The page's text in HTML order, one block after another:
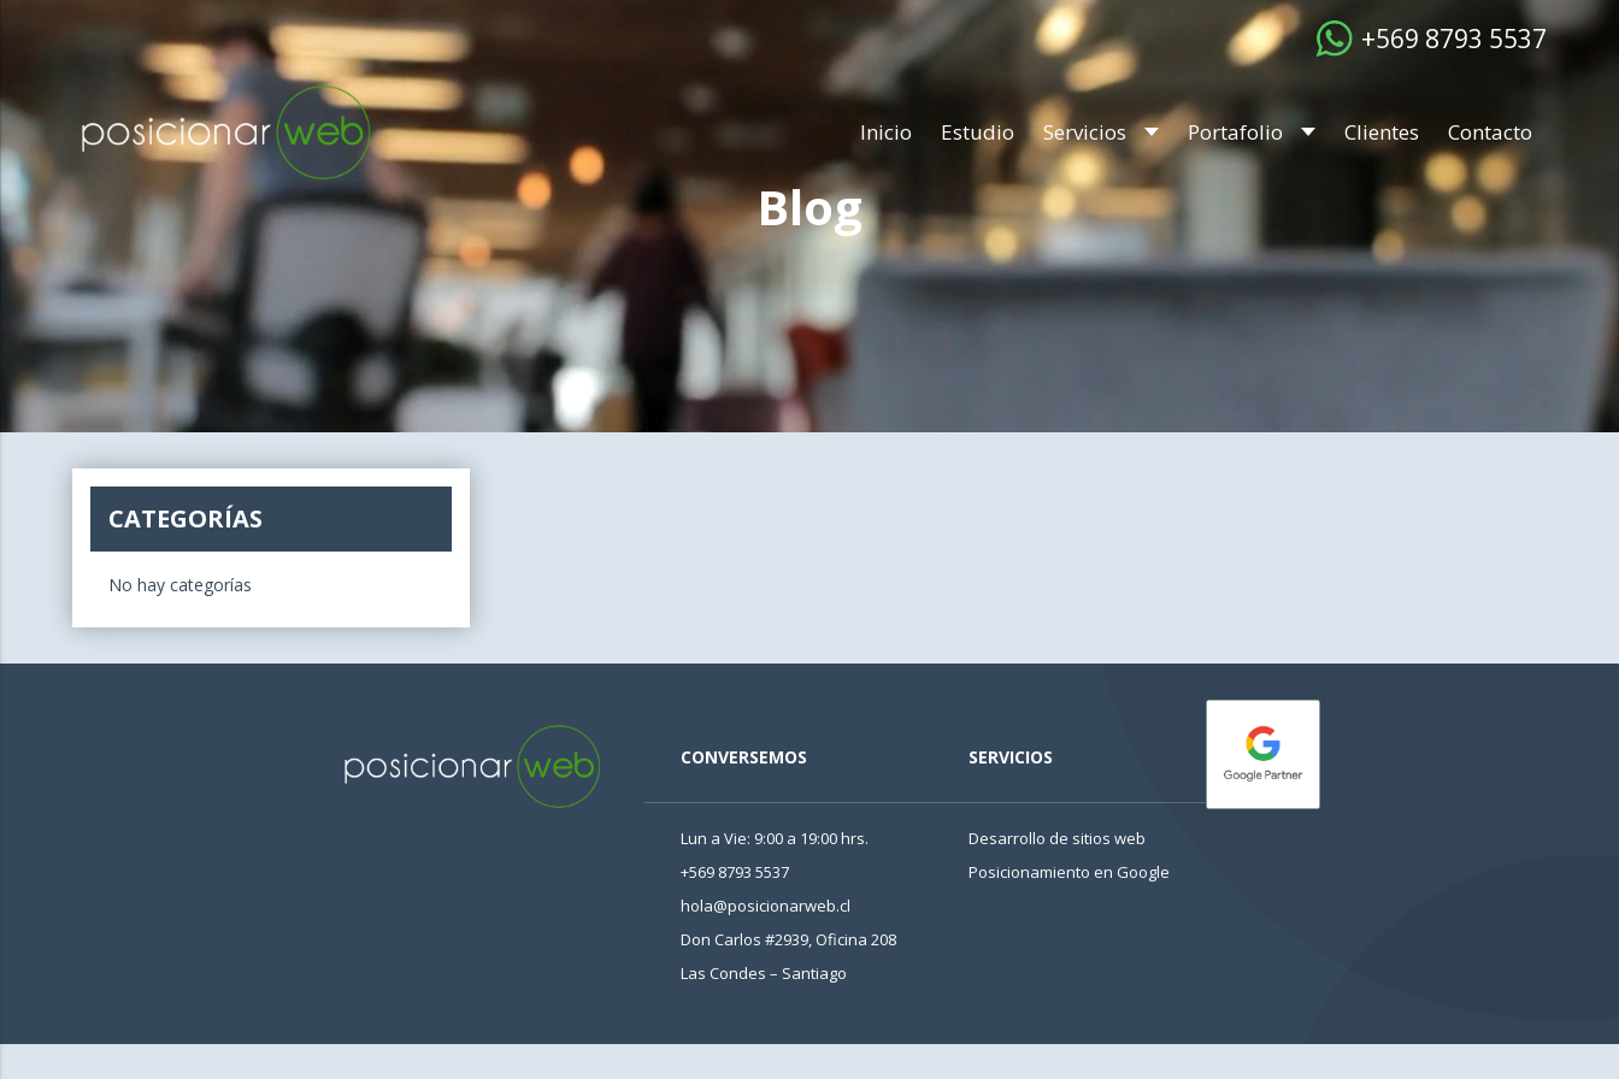
+569 8793 5537
Inicio Estudio Servicios Portafolio Clientes Contacto
Blog
CATEGORÍAS
No hay categorías
CONVERSEMOS
Lun a Vie: 9:00 a 19:00 hrs.
+569 8793 5537
hola@posicionarweb.cl
Don Carlos #2939, Oficina 208
Las Condes – Santiago
SERVICIOS
Desarrollo de sitios web
Posicionamiento en Google